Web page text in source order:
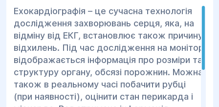
Ехокардіографія – це сучасна технологія
дослідження захворювань серця, яка, на
відміну від ЕКГ, встановлює також причину
відхилень. Під час дослідження на моніторі
відображається інформація про розміри та
структуру органу, обсязі порожнин. Можна
також в реальному часі побачити рубці
(при наявності), оцінити стан перикарда і